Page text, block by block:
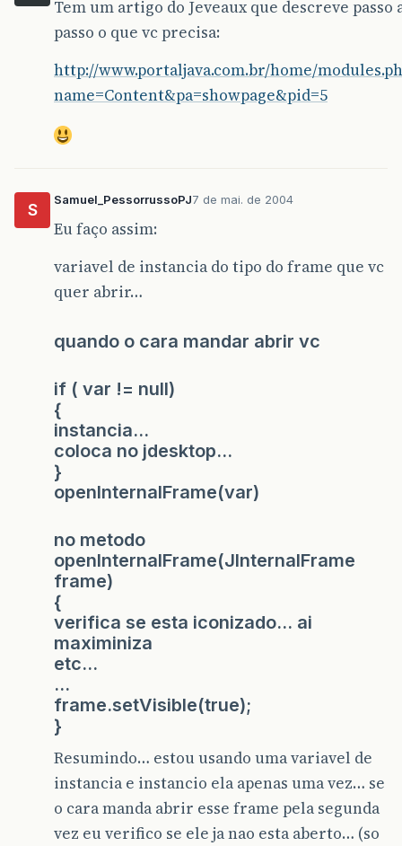
Tem um artigo do Jeveaux que descreve passo
passo o que vc precisa:
http://www.portaljava.com.br/home/
name=Content&pa=showpage&pid=5
S
Samuel_PessorrussoPJ7 de mai. de 2004
Eu faço assim:
variavel de instancia do tipo do frame que vc
quer abrir…
quando o cara mandar abrir vc
if ( var != null)
{
instancia…
coloca no jdesktop…
}
openInternalFrame(var)
no metodo
openInternalFrame(JInternalFrame
frame)
{
verifica se esta iconizado… ai
maximiniza
etc…
…
frame.setVisible(true);
}
Resumindo… estou usando uma variavel de
instancia e instancio ela apenas uma vez… se
o cara manda abrir esse frame pela segunda
vez eu verifico se ele ja nao esta aberto… (so